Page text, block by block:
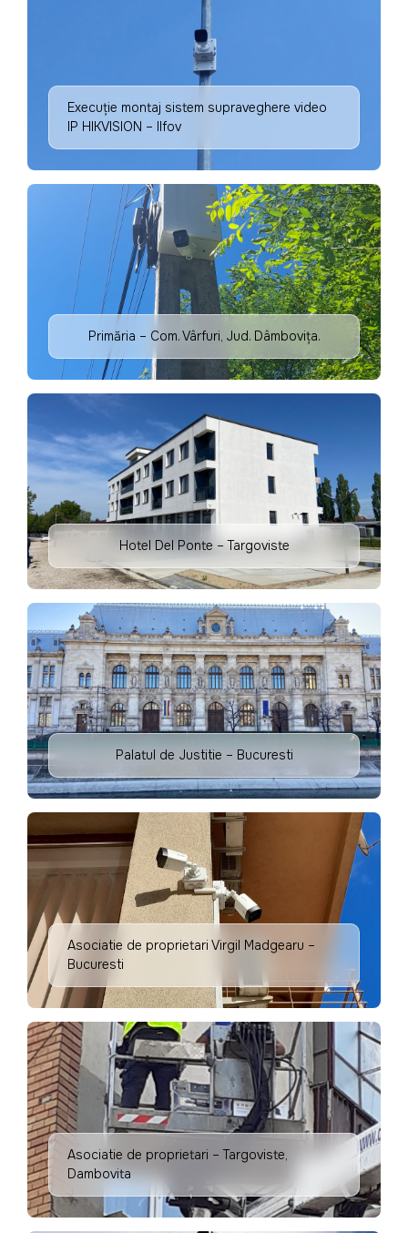
Execuție montaj sistem supraveghere video
IP HIKVISION – Ilfov
Primăria – Com. Vârfuri, Jud. Dâmbovița.
Hotel Del Ponte – Targoviste
Palatul de Justitie – Bucuresti
Asociatie de proprietari Virgil Madgearu –
Bucuresti
Asociatie de proprietari – Targoviste,
Dambovita